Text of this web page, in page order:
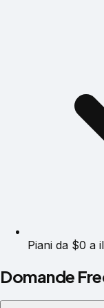
Piani da $0 a
Domande